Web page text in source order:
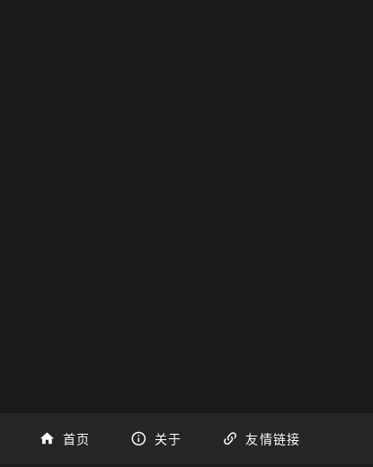
首页 关于 友情链接